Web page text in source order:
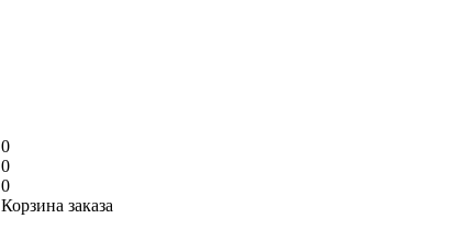
0
0
0
Корзина заказа